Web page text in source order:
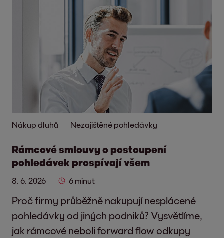
Nákup dluhů Nezajištěné pohledávky
Rámcové smlouvy o postoupení
pohledávek prospívají všem
8. 6. 2026 6 minut
Proč firmy průběžně nakupují nesplácené
pohledávky od jiných podniků? Vysvětlíme,
jak rámcové neboli forward flow odkupy